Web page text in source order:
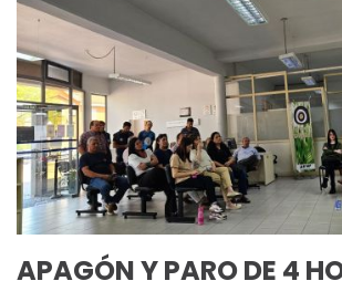
APAGÓN Y PARO DE 4